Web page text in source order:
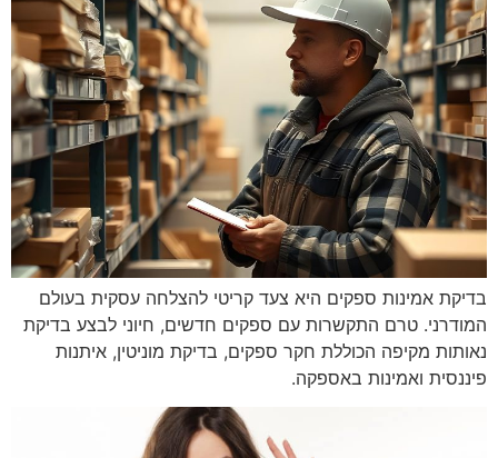
בדיקת אמינות ספקים היא צעד קריטי להצלחה עסקית בעולם
המודרני. טרם התקשרות עם ספקים חדשים, חיוני לבצע בדיקת
נאותות מקיפה הכוללת חקר ספקים, בדיקת מוניטין, איתנות
פיננסית ואמינות באספקה.